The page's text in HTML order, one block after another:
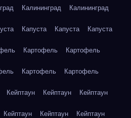
Калининград Калининград
Капуста Капуста Капуста
Картофель Картофель
Картофель Картофель
Кейптаун Кейптаун Кейптаун
Кейптаун Кейптаун Кейптаун